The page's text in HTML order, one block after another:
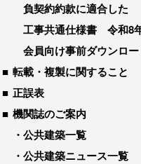
負契約約款に適合した
工事共通仕様書 令和8
会員向け事前ダウンロー
転載・複製に関すること
正誤表
機関誌のご案内
公共建築一覧
公共建築ニュース一覧